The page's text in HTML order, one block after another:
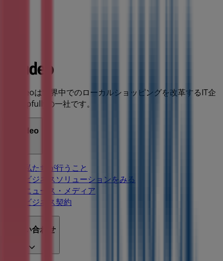
Tiendeoは世界中でのローカルショッピングを改革するIT企
業Shopfullyの一社です。
Tiendeo
私たちが行うこと
ビジネスソリューションをみる
ニュース・メディア
ビジネス契約
お問い合わせ